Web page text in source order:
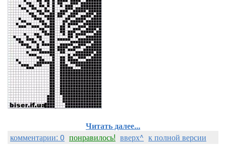
Читать далее...
комментарии: 0 понравилось! вверх^ к полной версии